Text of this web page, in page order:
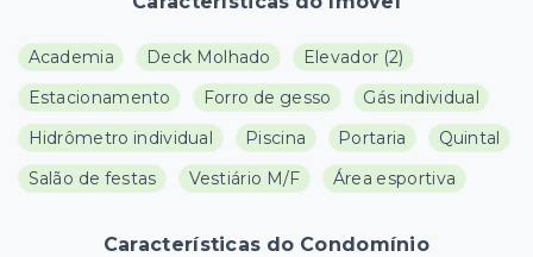
Academia Deck Molhado Elevador (2)
Estacionamento
Forro de gesso
Gás individual
Hidrômetro individual
Piscina Portaria
Quintal
Salão de festas
Vestiário M/F Área esportiva
Características do Condomínio